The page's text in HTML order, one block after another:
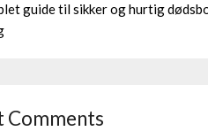
guide til sikker og hurtig
Comments